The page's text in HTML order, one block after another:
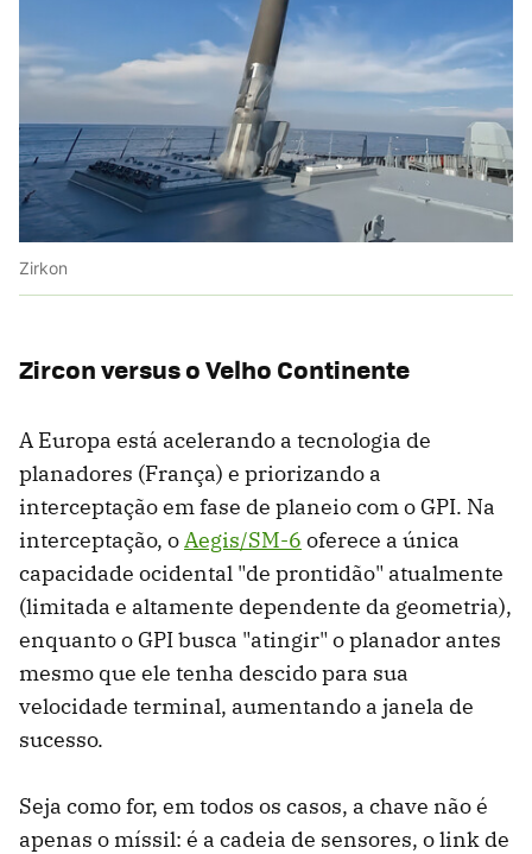
Zirkon
Zircon versus o Velho Continente
A Europa está acelerando a tecnologia de
planadores (França) e priorizando a
interceptação em fase de planeio com o GPI. Na
interceptação, oAegis/SM-6 oferece a única
capacidade ocidental "de prontidão" atualmente
(limitada e altamente dependente da geometria),
enquanto o GPI busca "atingir" o planador antes
mesmo que ele tenha descido para sua
velocidade terminal, aumentando a janela de
sucesso.
Seja como for, em todos os casos, a chave não é
apenas o míssil: é a cadeia de sensores, o link de